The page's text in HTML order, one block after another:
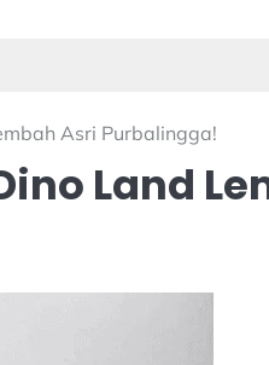
Asri Purbalingga!
Land